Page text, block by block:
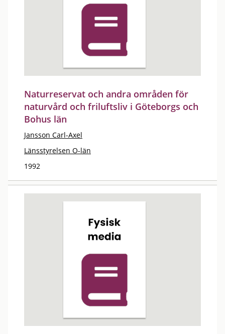
Naturreservat och andra områden för
naturvård och friluftsliv i Göteborgs och
Bohus län
Jansson Carl-Axel
Länsstyrelsen O-län
1992